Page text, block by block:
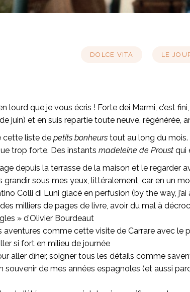
DOLCE VITA LE
lourd que je vous écris ! Forte dei Marmi, c’est
juin) et en suis repartie toute neuve, régénérée,
cette liste de petits bonheurs tout au long du mois.
trop forte. Des instants madeleine de Proust qui
depuis la terrasse de la maison et le regarder
grandir sous mes yeux, littéralement, car en un
Colli di Luni glacé en perfusion (by the way,
milliers de pages de livre, avoir du mal à
» d’Olivier Bourdeaut
aventures comme cette visite de Carrare avec le
si fort en milieu de journée
aller dîner, soigner tous les détails comme
souvenir de mes années espagnoles (et aussi